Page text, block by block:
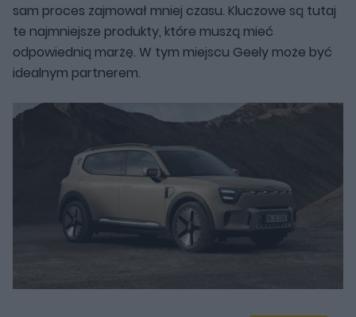
sam proces zajmował mniej czasu. Kluczowe są tutaj
te najmniejsze produkty, które muszą mieć
odpowiednią marżę. W tym miejscu Geely może być
idealnym partnerem.